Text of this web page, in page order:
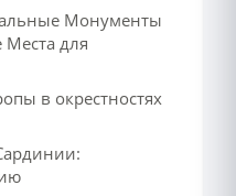
Монументы
для
в окрестностях